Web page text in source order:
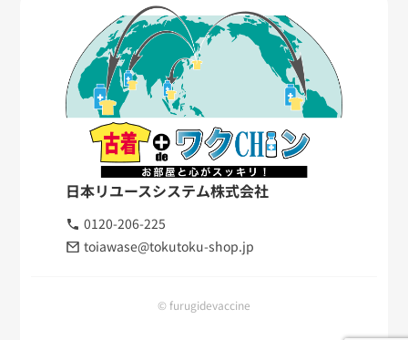
日本リユースシステム株式会社
0120-206-225
toiawase@tokutoku-shop.jp
© furugidevaccine